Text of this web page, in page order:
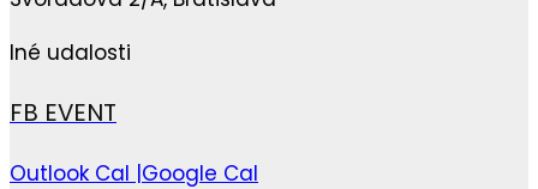
Iné udalosti
FB EVENT
Outlook Cal |Google Cal